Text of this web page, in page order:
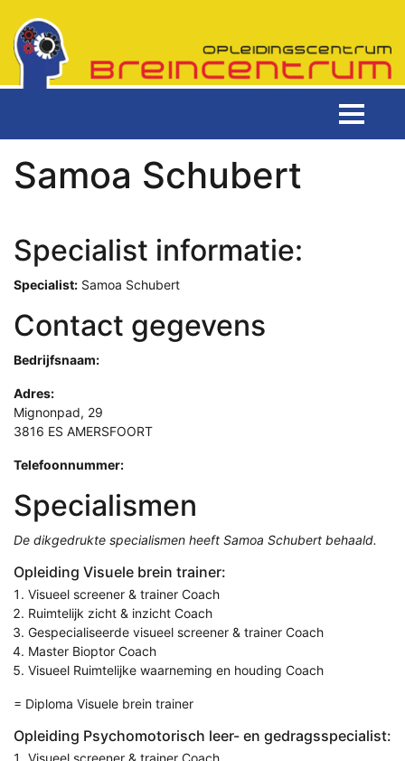
Samoa Schubert
Specialist informatie:
Specialist: Samoa Schubert
Contact gegevens
Bedrijfsnaam:
Adres:
Mignonpad, 29
3816 ES AMERSFOORT
Telefoonnummer:
Specialismen
De dikgedrukte specialismen heeft Samoa Schubert behaald.
Opleiding Visuele brein trainer:
Visueel screener & trainer Coach
Ruimtelijk zicht & inzicht Coach
Gespecialiseerde visueel screener & trainer Coach
Master Bioptor Coach
Visueel Ruimtelijke waarneming en houding Coach
= Diploma Visuele brein trainer
Opleiding Psychomotorisch leer- en gedragsspecialist:
Visueel screener & trainer Coach